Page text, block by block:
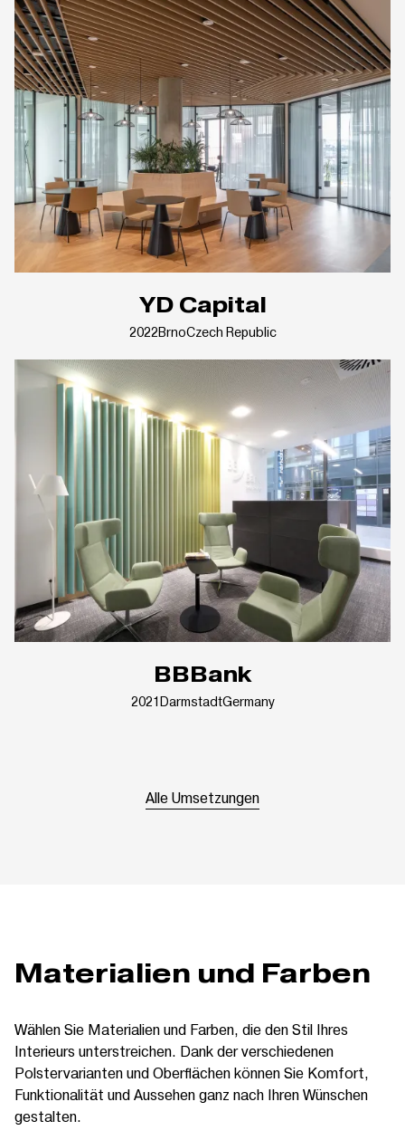
YD Capital
2022BrnoCzech Republic
BBBank
2021DarmstadtGermany
Alle Umsetzungen
Materialien und Farben
Wählen Sie Materialien und Farben, die den Stil Ihres
Interieurs unterstreichen. Dank der verschiedenen
Polstervarianten und Oberflächen können Sie Komfort,
Funktionalität und Aussehen ganz nach Ihren Wünschen
gestalten.